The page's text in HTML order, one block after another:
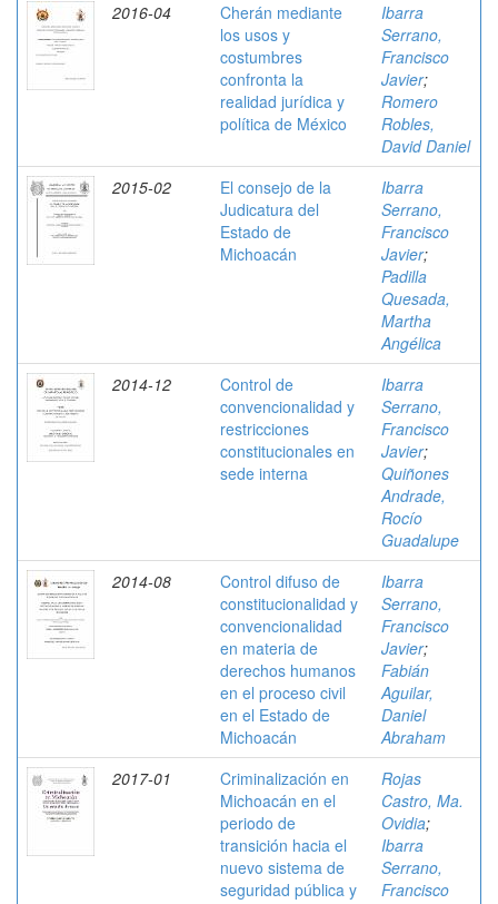
2016-04
Cherán mediante
los usos y
costumbres
confronta la
realidad jurídica y
política de México
Ibarra
Serrano,
Francisco
Javier;
Romero
Robles,
David Daniel
2015-02
El consejo de la
Judicatura del
Estado de
Michoacán
Ibarra
Serrano,
Francisco
Javier;
Padilla
Quesada,
Martha
Angélica
2014-12
Control de
convencionalidad y
restricciones
constitucionales en
sede interna
Ibarra
Serrano,
Francisco
Javier;
Quiñones
Andrade,
Rocío
Guadalupe
2014-08
Control difuso de
constitucionalidad y
convencionalidad
en materia de
derechos humanos
en el proceso civil
en el Estado de
Michoacán
Ibarra
Serrano,
Francisco
Javier;
Fabián
Aguilar,
Daniel
Abraham
2017-01
Criminalización en
Michoacán en el
periodo de
transición hacia el
nuevo sistema de
seguridad pública y
Rojas
Castro, Ma.
Ovidia;
Ibarra
Serrano,
Francisco